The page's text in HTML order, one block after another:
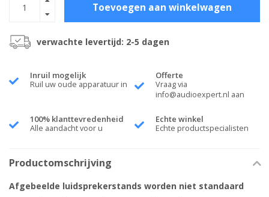
Toevoegen aan winkelwagen
verwachte levertijd: 2-5 dagen
Inruil mogelijk
Ruil uw oude apparatuur in
Offerte
Vraag via
info@audioexpert.nl aan
100% klanttevredenheid
Alle aandacht voor u
Echte winkel
Echte productspecialisten
Productomschrijving
Afgebeelde luidsprekerstands worden niet standaard